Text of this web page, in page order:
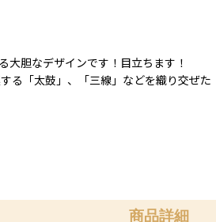
大胆なデザインです！目立ちます！
る「太鼓」、「三線」などを織り交ぜた
商品詳細